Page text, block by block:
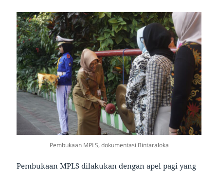
Pembukaan MPLS, dokumentasi Bintaraloka
Pembukaan MPLS dilakukan dengan apel pagi yang